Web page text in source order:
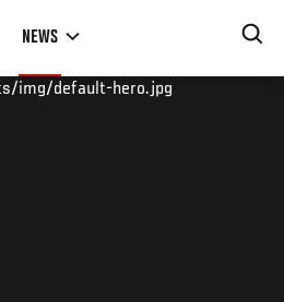
NEWS
img/default-hero.jpg